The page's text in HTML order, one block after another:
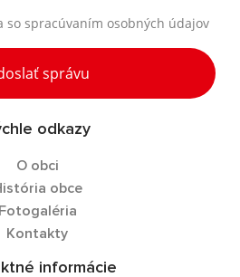
so spracúvaním osobných údajov
správu
odkazy
O obci
obce
Fotogaléria
Kontakty
informácie